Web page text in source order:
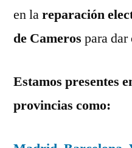
en lareparación
de Cameros para
Estamos presentes
provincias como: